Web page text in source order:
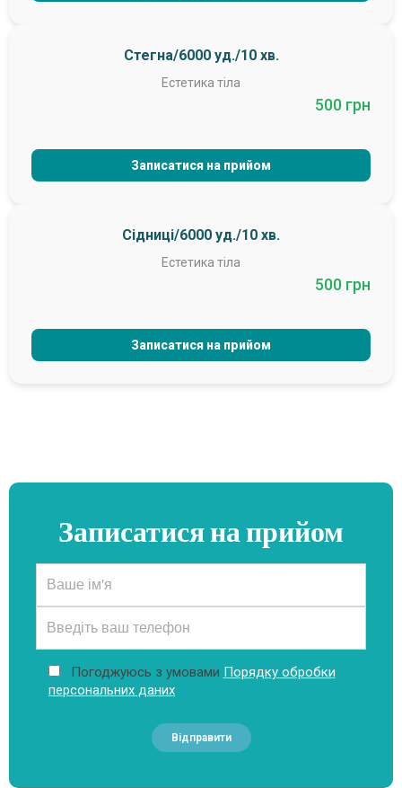
Стегна/6000 уд./10 хв.
Естетика тіла
500 грн
Записатися на прийом
Сідниці/6000 уд./10 хв.
Естетика тіла
500 грн
Записатися на прийом
Записатися на прийом
Погоджуюсь з умовами Порядку обробки
персональних даних